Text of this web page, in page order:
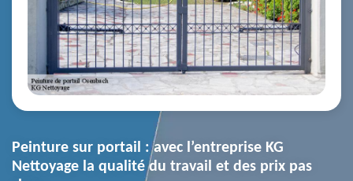
Peinture sur portail : avec l’entreprise KG
Nettoyage la qualité du travail et des prix pas